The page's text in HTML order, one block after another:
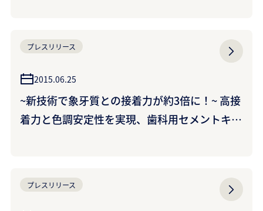
プレスリリース
2015.06.25
~新技術で象牙質との接着力が約3倍に！~ 高接
着力と色調安定性を実現、歯科用セメントキッ
プレスリリース